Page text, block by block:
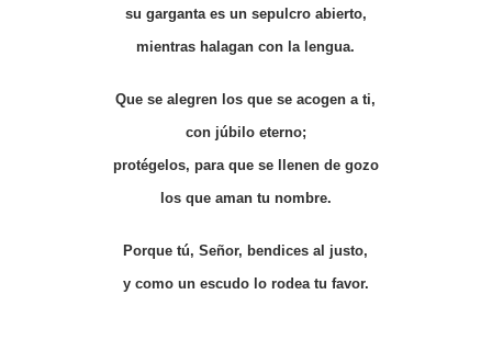
su garganta es un sepulcro abierto,
mientras halagan con la lengua.
Que se alegren los que se acogen a ti,
con júbilo eterno;
protégelos, para que se llenen de gozo
los que aman tu nombre.
Porque tú, Señor, bendices al justo,
y como un escudo lo rodea tu favor.